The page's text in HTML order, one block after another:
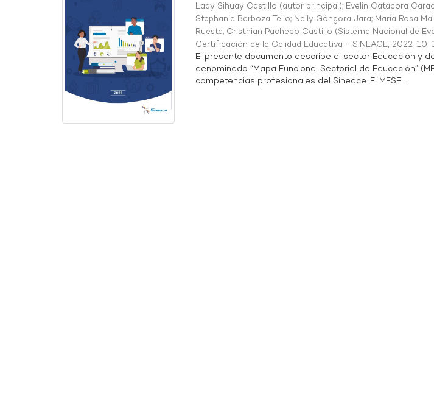
Lady Sihuay Castillo (autor principal); Evelin Catacora
Stephanie Barboza Tello; Nelly Góngora Jara; María Rosa
Ruesta; Cristhian Pacheco Castillo (Sistema Nacional de
Certificación de la Calidad Educativa - SINEACE, 2022-10-
El presente documento describe al sector Educación y
denominado “Mapa Funcional Sectorial de Educación”
competencias profesionales del Sineace. El MFSE ...